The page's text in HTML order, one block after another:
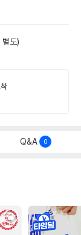
별도)
Q&A 0